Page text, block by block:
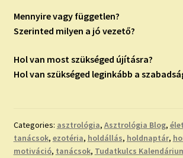
Mennyire vagy független?
Szerinted milyen a jó vezető?
Hol van most szükséged újításra?
Hol van szükséged leginkább a
Categories: asztrológia, Asztrológia Blog,
tanácsok, ezotéria, holdállás, holdnaptár,
motiváció, tanácsok, Tudatkulcs